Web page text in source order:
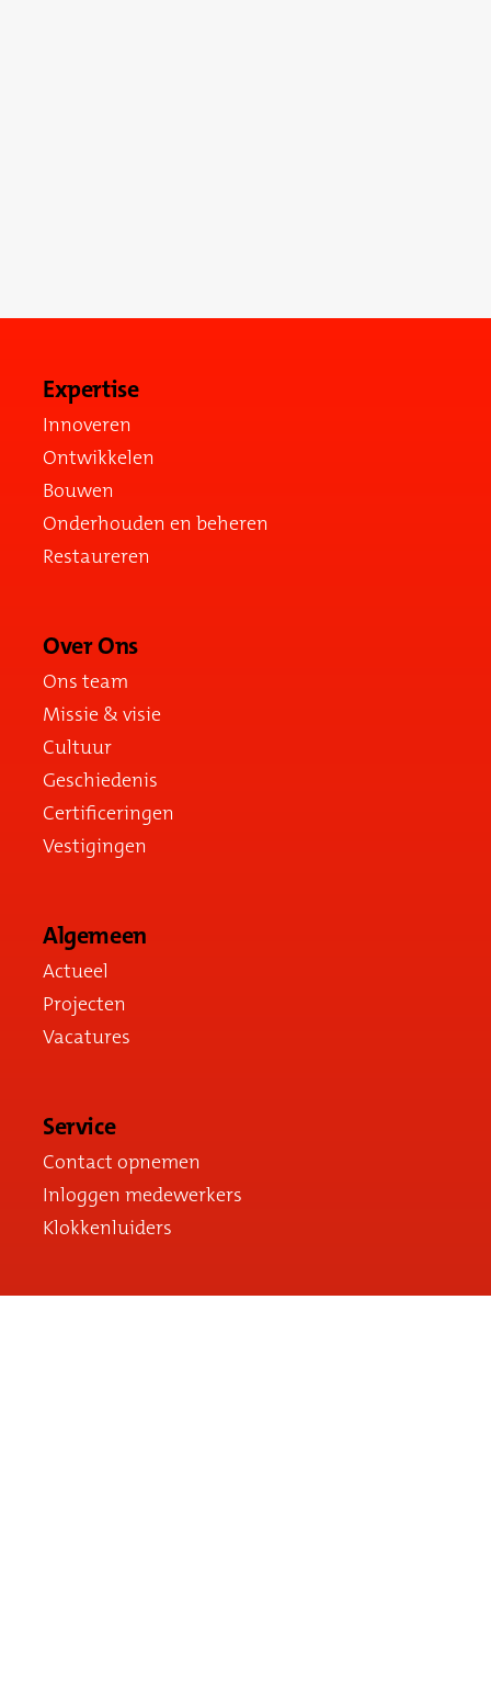
Expertise
Innoveren
Ontwikkelen
Bouwen
Onderhouden en beheren
Restaureren
Over Ons
Ons team
Missie & visie
Cultuur
Geschiedenis
Certificeringen
Vestigingen
Algemeen
Actueel
Projecten
Vacatures
Service
Contact opnemen
Inloggen medewerkers
Klokkenluiders